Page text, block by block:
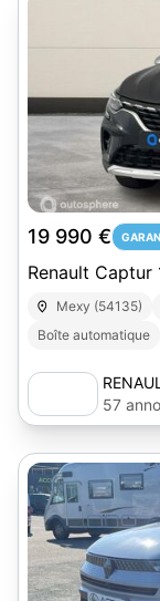
19 990 €
Renault Captur
Mexy (54135)
Boîte automatique
57